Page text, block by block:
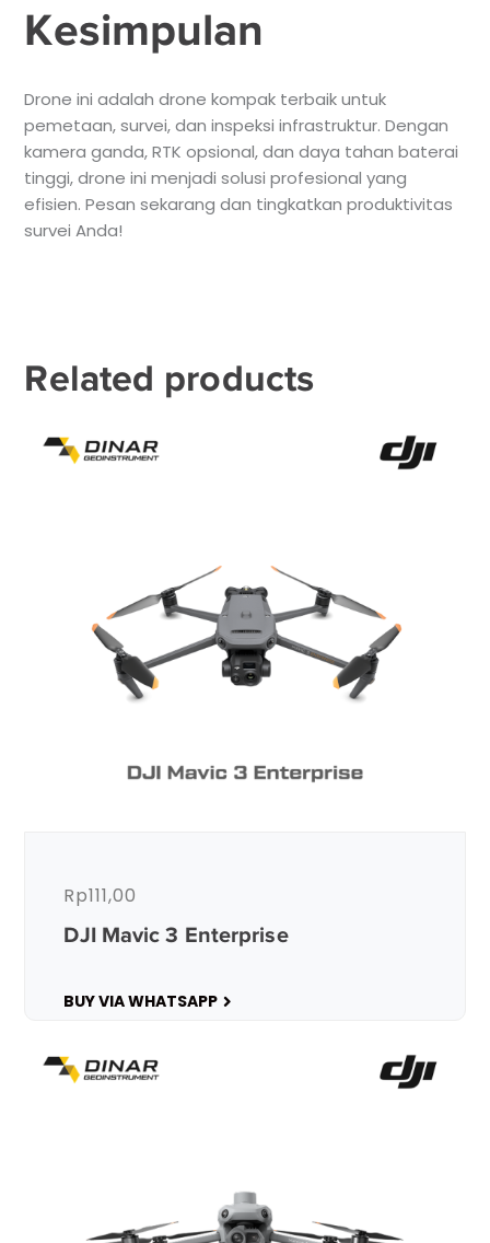
Kesimpulan
Drone ini adalah drone kompak terbaik untuk
pemetaan, survei, dan inspeksi infrastruktur. Dengan
kamera ganda, RTK opsional, dan daya tahan baterai
tinggi, drone ini menjadi solusi profesional yang
efisien. Pesan sekarang dan tingkatkan produktivitas
survei Anda!
Related products
DJI Mavic 3 Enterprise
Rp111,00
BUY VIA WHATSAPP